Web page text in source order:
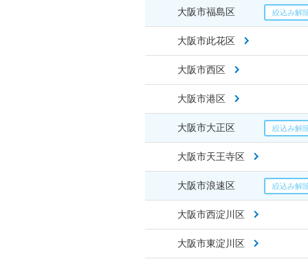
大阪市福島区
大阪市此花区
大阪市西区
大阪市港区
大阪市大正区
大阪市天王寺区
大阪市浪速区
大阪市西淀川区
大阪市東淀川区